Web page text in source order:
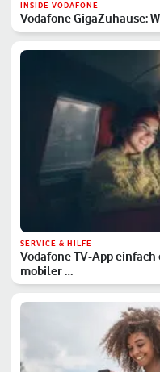
INSIDE VODAFONE
Vodafone GigaZuhause:
SERVICE & HILFE
Vodafone TV-App
mobiler …